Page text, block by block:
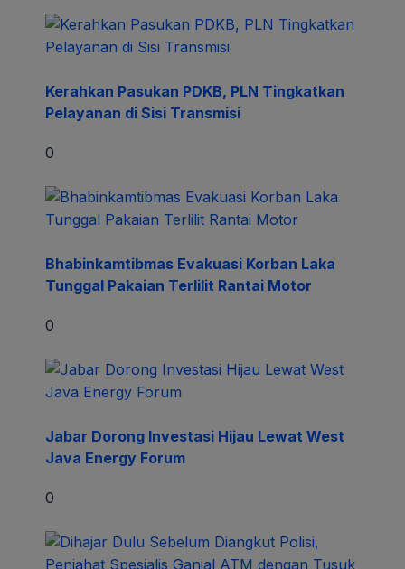
Kerahkan Pasukan PDKB, PLN Tingkatkan
Pelayanan di Sisi Transmisi
0
Bhabinkamtibmas Evakuasi Korban Laka
Tunggal Pakaian Terlilit Rantai Motor
0
Jabar Dorong Investasi Hijau Lewat West
Java Energy Forum
0